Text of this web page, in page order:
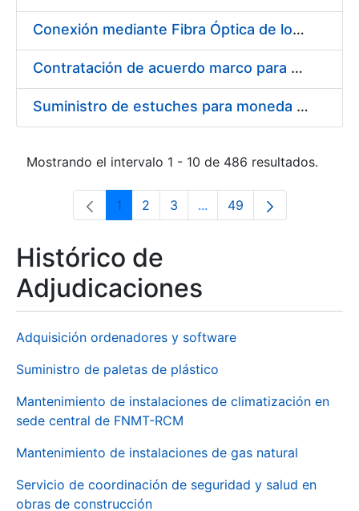
Conexión mediante Fibra Óptica de los Centros de Proceso de Datos (CPDs) de las sedes de la FNMT-RCM de Burgos y Madrid
Contratación de acuerdo marco para el Suministro de Material de Electricidad para la Fábrica Nacional de Moneda y Timbre-Real Casa de la Moneda en su centro de trabajo de Burgos
Suministro de estuches para moneda de 30 €
Mostrando el intervalo 1 - 10 de 486 resultados.
Página
1 Página
2 Página
3 ...Páginas intermedias Use
Página
49
Histórico de
Adjudicaciones
Adquisición ordenadores y software
Suministro de paletas de plástico
Mantenimiento de instalaciones de climatización en
sede central de FNMT-RCM
Mantenimiento de instalaciones de gas natural
Servicio de coordinación de seguridad y salud en
obras de construcción